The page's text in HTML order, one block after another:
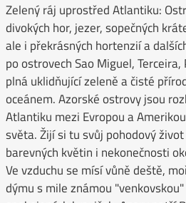
Zelený ráj uprostřed Atlantiku:
divokých hor, jezer, sopečných
ale i překrásných hortenzií a
po ostrovech Sao Miguel,
plná uklidňující zeleně a čisté
oceánem. Azorské ostrovy jsou
Atlantiku mezi Evropou a
světa. Žijí si tu svůj pohodový
barevných květin i nekonečnosti
Ve vzduchu se mísí vůně deště,
dýmu s mile známou